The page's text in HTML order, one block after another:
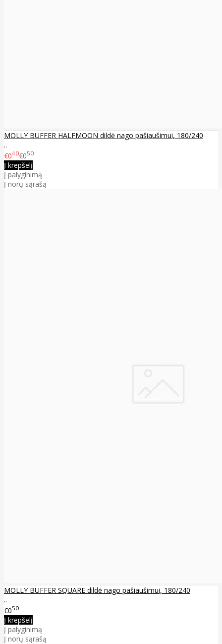
MOLLY BUFFER HALFMOON dildė nago pašiaušimui, 180/240
..
€040€050
Į krepšelį
Į palyginimą
Į norų sąrašą
MOLLY BUFFER SQUARE dildė nago pašiaušimui, 180/240
..
€050
Į krepšelį
Į palyginimą
Į norų sąrašą